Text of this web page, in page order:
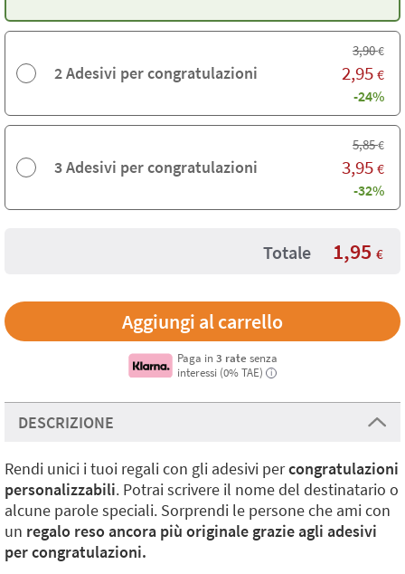
2 Adesivi per congratulazioni
3,90€
2,95 €
-24%
3 Adesivi per congratulazioni
5,85€
3,95 €
-32%
Totale 1,95 €
Paga in 3 rate senza
interessi (0% TAE)
i
DESCRIZIONE
Rendi unici i tuoi regali con gli adesivi percongratulazioni
personalizzabili. Potrai scrivere il nome del destinatario o
alcune parole speciali. Sorprendi le persone che ami con
un regalo reso ancora più originale grazie agli adesivi
per congratulazioni.